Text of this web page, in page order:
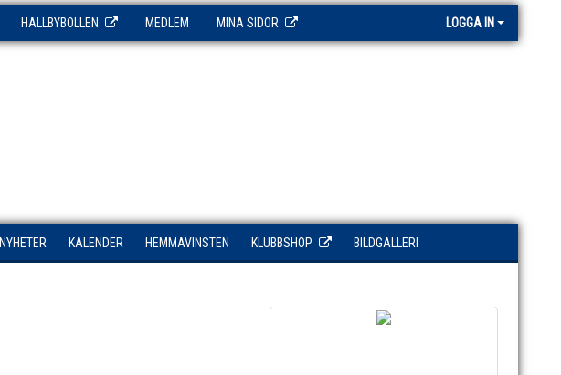
HALLBYBOLLEN MEDLEM MINA SIDOR LOGGA IN
NYHETER KALENDER HEMMAVINSTEN KLUBBSHOP BILDGALLERI